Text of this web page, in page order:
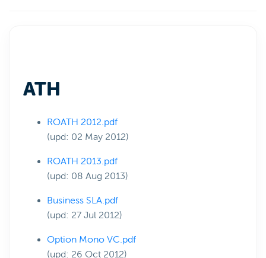
ATH
ROATH 2012.pdf
(upd: 02 May 2012)
ROATH 2013.pdf
(upd: 08 Aug 2013)
Business SLA.pdf
(upd: 27 Jul 2012)
Option Mono VC.pdf
(upd: 26 Oct 2012)